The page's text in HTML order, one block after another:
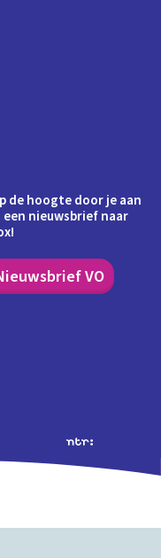
de hoogte door je aan
nieuwsbrief naar
VO